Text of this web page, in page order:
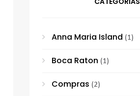
Anna Maria Island (1)
Boca Raton (1)
Compras (2)